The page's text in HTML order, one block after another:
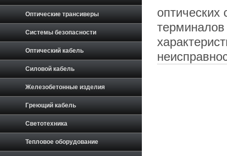
Оптические трансиверы
Системы безопасности
Оптический кабель
Силовой кабель
Железобетонные изделия
Греющий кабель
Светотехника
Тепловое оборудование